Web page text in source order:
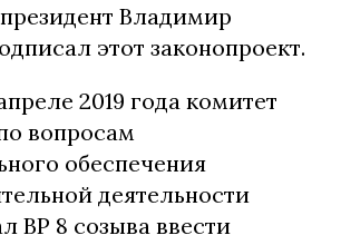
Владимир
этот законопроект.
2019 года комитет
вопросам
обеспечения
деятельности
ВР 8 созыва ввести